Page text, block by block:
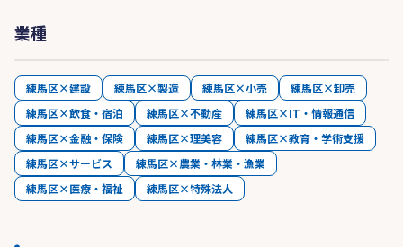
業種
練馬区×建設 練馬区×製造 練馬区×小売
練馬区×卸売
練馬区×飲食・宿泊
練馬区×不動産
練馬区×IT・情報通信
練馬区×金融・保険
練馬区×理美容
練馬区×教育・学術支援
練馬区×サービス
練馬区×農業・林業・漁業
練馬区×医療・福祉
練馬区×特殊法人